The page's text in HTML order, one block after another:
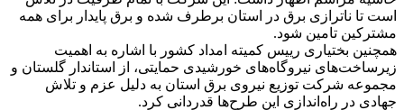
است تا ناترازی برق در استان برطرف شده و برق پایدار برای همه
مشترکین تامین شود.
همچنین بختیاری رییس کمیته امداد کشور با اشاره به اهمیت
زیرساخت‌های نیروگاه‌های خورشیدی حمایتی، از استاندار گلستان و
مجموعه شرکت توزیع نیروی برق استان به دلیل عزم و تلاش
جهادی در راه‌اندازی این طرح‌ها قدردانی کرد.